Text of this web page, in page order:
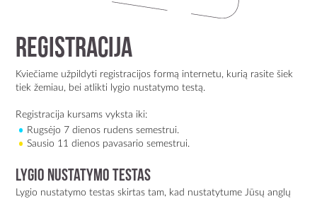
Registracija
Kviečiame užpildyti registracijos formą internetu, kurią rasite šiek
tiek žemiau, bei atlikti lygio nustatymo testą.
Registracija kursams vyksta iki:
Rugsėjo 7 dienos rudens semestrui.
Sausio 11 dienos pavasario semestrui.
Lygio nustatymo testas
Lygio nustatymo testas skirtas tam, kad nustatytume Jūsų anglų